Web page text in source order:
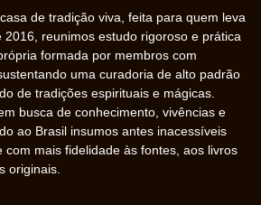
de tradição viva, feita para quem leva
2016, reunimos estudo rigoroso e prática
formada por membros com
uma curadoria de alto padrão
de tradições espirituais e mágicas.
busca de conhecimento, vivências e
ao Brasil insumos antes inacessíveis
com mais fidelidade às fontes, aos livros
originais.